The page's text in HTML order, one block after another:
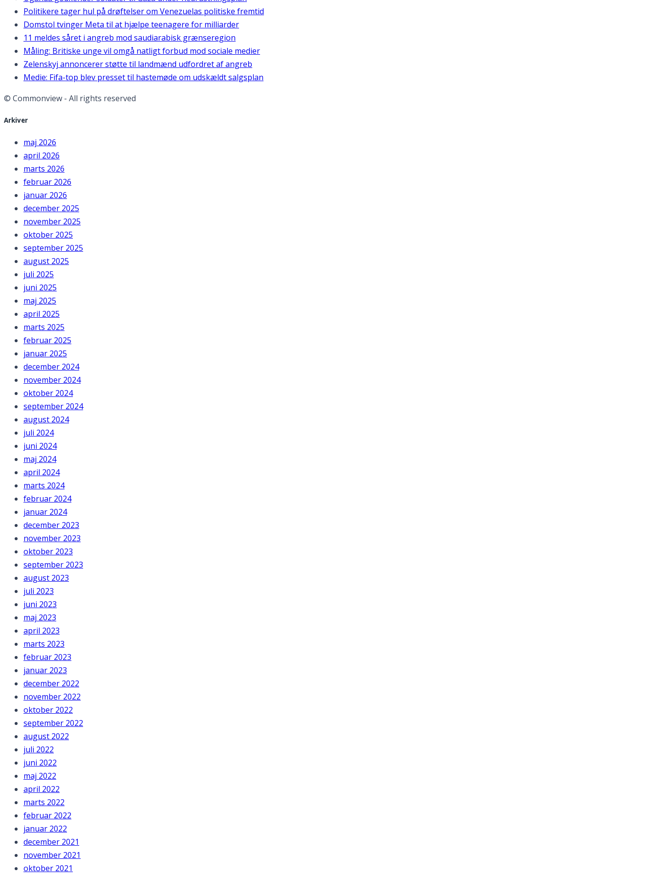
Politikere tager hul på drøftelser om Venezuelas politiske fremtid
Domstol tvinger Meta til at hjælpe teenagere for milliarder
11 meldes såret i angreb mod saudiarabisk grænseregion
Måling: Britiske unge vil omgå natligt forbud mod sociale medier
Zelenskyj annoncerer støtte til landmænd udfordret af angreb
Medie: Fifa-top blev presset til hastemøde om udskældt salgsplan
© Commonview - All rights reserved
Arkiver
maj 2026
april 2026
marts 2026
februar 2026
januar 2026
december 2025
november 2025
oktober 2025
september 2025
august 2025
juli 2025
juni 2025
maj 2025
april 2025
marts 2025
februar 2025
januar 2025
december 2024
november 2024
oktober 2024
september 2024
august 2024
juli 2024
juni 2024
maj 2024
april 2024
marts 2024
februar 2024
januar 2024
december 2023
november 2023
oktober 2023
september 2023
august 2023
juli 2023
juni 2023
maj 2023
april 2023
marts 2023
februar 2023
januar 2023
december 2022
november 2022
oktober 2022
september 2022
august 2022
juli 2022
juni 2022
maj 2022
april 2022
marts 2022
februar 2022
januar 2022
december 2021
november 2021
oktober 2021